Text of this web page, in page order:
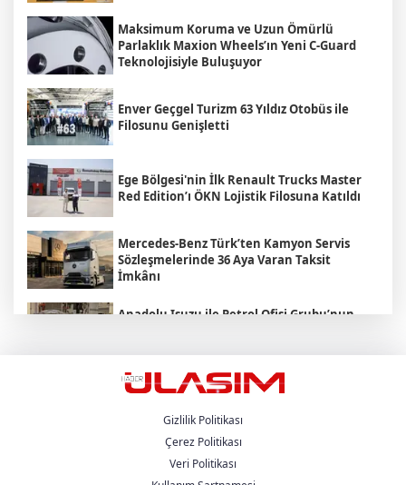
Maksimum Koruma ve Uzun Ömürlü
Parlaklık Maxion Wheels’ın Yeni C-Guard
Teknolojisiyle Buluşuyor
Enver Geçgel Turizm 63 Yıldız Otobüs ile
Filosunu Genişletti
Ege Bölgesi'nin İlk Renault Trucks Master
Red Edition’ı ÖKN Lojistik Filosuna Katıldı
Mercedes-Benz Türk’ten Kamyon Servis
Sözleşmelerinde 36 Aya Varan Taksit
İmkânı
Anadolu Isuzu ile Petrol Ofisi Grubu’nun
MAN , "Driving. People. Partner."
Transportation 2026'da
Heiko Selzam 1 Ağustos İtibarıyla Yeni
Görevine Başladı
Gizlilik Politikası
Çerez Politikası
Veri Politikası